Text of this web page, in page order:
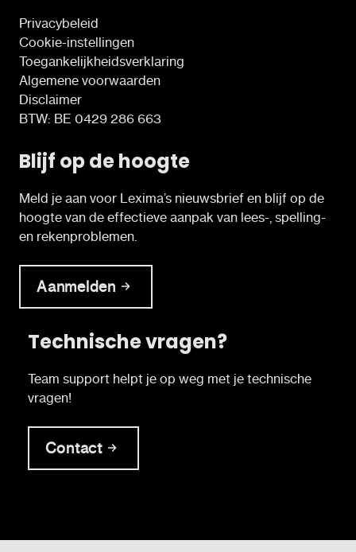
Privacybeleid
Cookie-instellingen
Toegankelijkheidsverklaring
Algemene voorwaarden
Disclaimer
BTW: BE 0429 286 663
Blijf op de hoogte
Meld je aan voor Lexima’s nieuwsbrief en blijf op de
hoogte van de effectieve aanpak van lees-, spelling-
en rekenproblemen.
Aanmelden
Technische vragen?
Team support helpt je op weg met je technische
vragen!
Contact